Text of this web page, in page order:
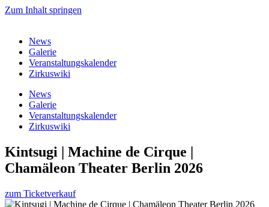
Zum Inhalt springen
News
Galerie
Veranstaltungskalender
Zirkuswiki
News
Galerie
Veranstaltungskalender
Zirkuswiki
Kintsugi | Machine de Cirque |
Chamäleon Theater Berlin 2026
zum Ticketverkauf